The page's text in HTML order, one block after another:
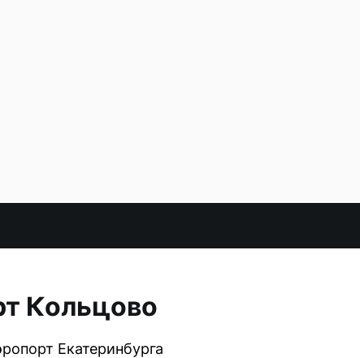
Кольцово
Екатеринбурга